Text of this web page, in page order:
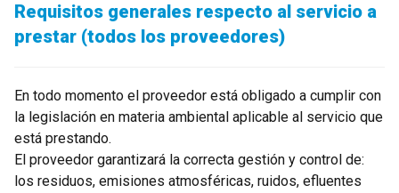
Requisitos generales respecto al servicio a
prestar (todos los proveedores)
En todo momento el proveedor está obligado a cumplir con
la legislación en materia ambiental aplicable al servicio que
está prestando.
El proveedor garantizará la correcta gestión y control de:
los residuos, emisiones atmosféricas, ruidos, efluentes